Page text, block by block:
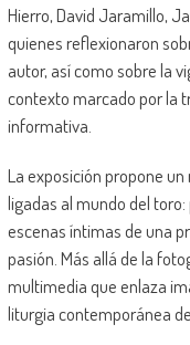
Hierro, David Jaramillo,
quienes reflexionaron
autor, así como sobre la
contexto marcado por la
informativa.
La exposición propone
ligadas al mundo del
escenas íntimas de una
pasión. Más allá de la
multimedia que enlaza
liturgia contemporánea